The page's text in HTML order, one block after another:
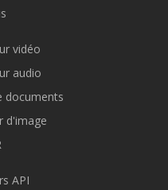
vidéo
audio
documents
d'image
API